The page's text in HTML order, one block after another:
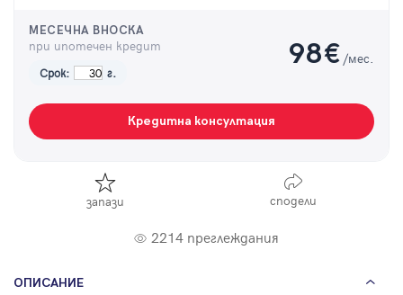
МЕСЕЧНА ВНОСКА
при ипотечен кредит
Срок: г.
98€ /мес.
Кредитна консултация
запази сподели
2214 преглеждания
ОПИСАНИЕ